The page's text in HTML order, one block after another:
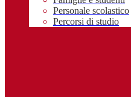
Personale scolastico
Percorsi di studio